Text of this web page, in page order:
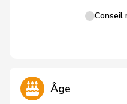
Conseil
Âge